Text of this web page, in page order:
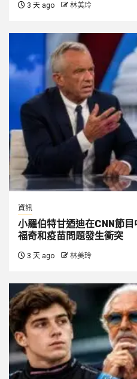
3 天 ago 林美玲
資訊
小羅伯特甘迺迪在CNN節
福奇和疫苗問題發生衝突
3 天 ago 林美玲